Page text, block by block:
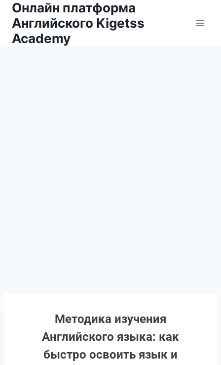
Онлайн платформа
Английского Kigetss
Academy
Методика изучения
Английского языка: как
быстро освоить язык и